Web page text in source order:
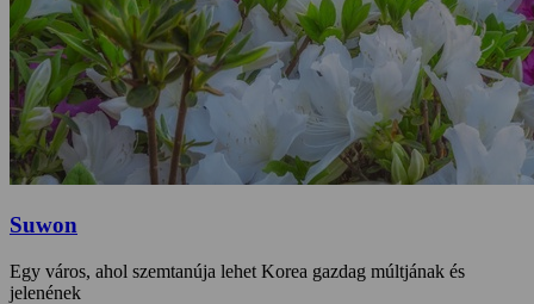
Suwon
Egy város, ahol szemtanúja lehet Korea gazdag múltjának és
jelenének